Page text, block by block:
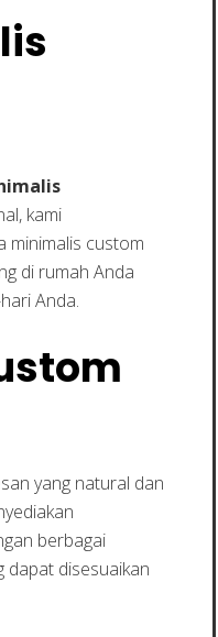
kami
minimalis custom
di rumah Anda
Anda.
yang natural dan
berbagai
dapat disesuaikan